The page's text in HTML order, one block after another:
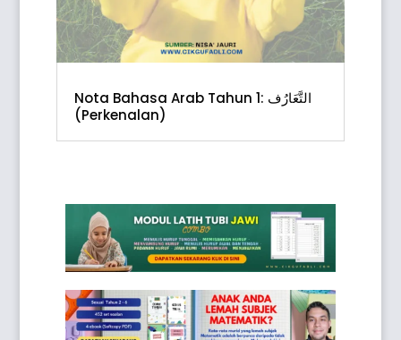
Nota Bahasa Arab Tahun 1: التَّعَارُف
(Perkenalan)